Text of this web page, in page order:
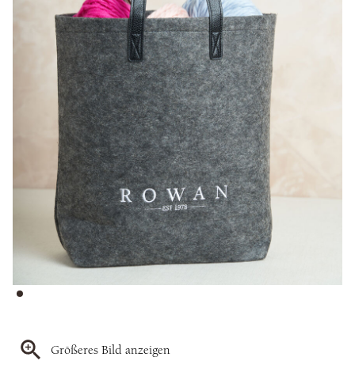
Größeres Bild anzeigen